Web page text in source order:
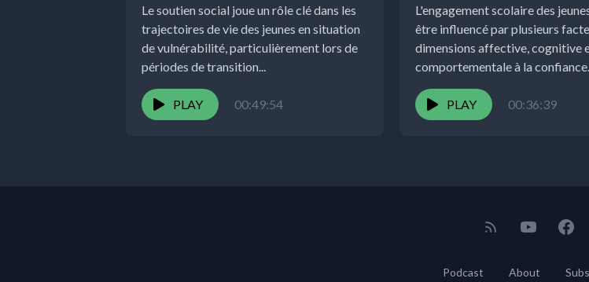
Le soutien social joue un rôle clé dans les
trajectoires de vie des jeunes en situation
de vulnérabilité, particulièrement lors de
périodes de transition...
PLAY 00:49:54
L'engagement scolaire des
être influencé par plusieurs
dimensions affective, cognitive
comportementale à la confiance
relationnelle établie entre l'élève
PLAY
00:36:39
Podcast About